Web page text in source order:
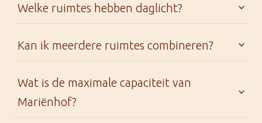
Welke ruimtes hebben daglicht?
Kan ik meerdere ruimtes combineren?
Wat is de maximale capaciteit van
Mariënhof?